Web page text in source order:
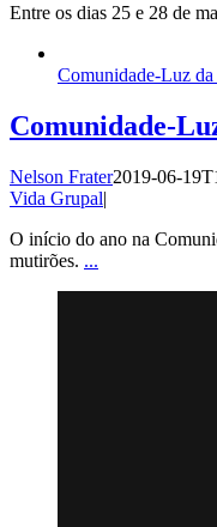
Entre os dias 25 e 28 de
Comunidade-Luz
Comunidade-
Nelson Frater2019-06-
Vida Grupal|
O início do ano na
mutirões. ...